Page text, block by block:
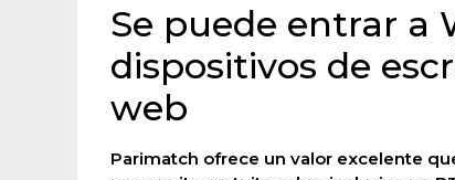
Se puede entrar a
dispositivos de
web
Parimatch ofrece un valor excelente